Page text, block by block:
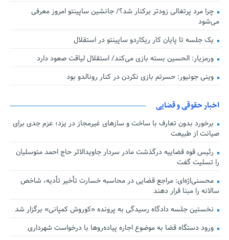
چرا مرد پرتغالی زودتر برکنار شد؟/ جانشین ساپینتو امروز معرفی
می‌شود
یک جلسه تا پایان کار ریکاردو ساپینتو در استقلال
ورمزیار: الحسین بسته بازی می‌کند/ استقلال لیاقت صعود دارد
وینی جونیور: حسرتم بازی نکردن در کنار رونالدو بود
اخبار حقوقی و قضایی
برخورد بدون تعارف با ساخت‌ و سازهای غیرمجاز در یزد؛ عزم جدی برای
صیانت از طبیعت
رئیس قوه قضاییه درگذشت مادر سردار جاویدالاثر حاج احمد متوسلیان
را تسلیت گفت
محسنی‌اژه‌ای: مراجع قضایی در محاسبه خسارت تأخیر تأدیه، شاخص
سالانه را مبنا قرار دهند
نخستین جلسه دادگاه رسیدگی به پرونده «کوروش کمپانی» برگزار شد
ورود دستگاه قضا به موضوع اجاره پیاده‌روها با درخواست شهرداری